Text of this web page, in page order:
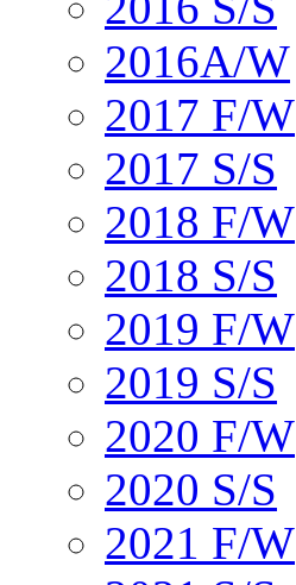
2016A/W
2017 F/W
2017 S/S
2018 F/W
2018 S/S
2019 F/W
2019 S/S
2020 F/W
2020 S/S
2021 F/W